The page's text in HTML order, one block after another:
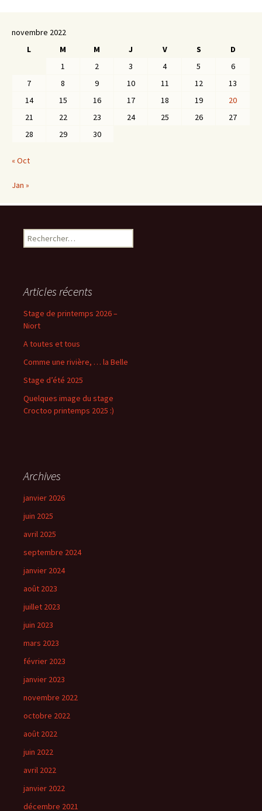
novembre 2022
L
M M J V S
D
1
2 3 4 5
6
7
8 9 10 11 12
13
14
15 16 17 18 19
20
21
22 23 24 25 26
27
28
29 30
« Oct
Jan »
Rechercher :
Articles récents
Stage de printemps 2026 –
Niort
A toutes et tous
Comme une rivière, … la Belle
Stage d’été 2025
Quelques image du stage
Croctoo printemps 2025 :)
Archives
janvier 2026
juin 2025
avril 2025
septembre 2024
janvier 2024
août 2023
juillet 2023
juin 2023
mars 2023
février 2023
janvier 2023
novembre 2022
octobre 2022
août 2022
juin 2022
avril 2022
janvier 2022
décembre 2021